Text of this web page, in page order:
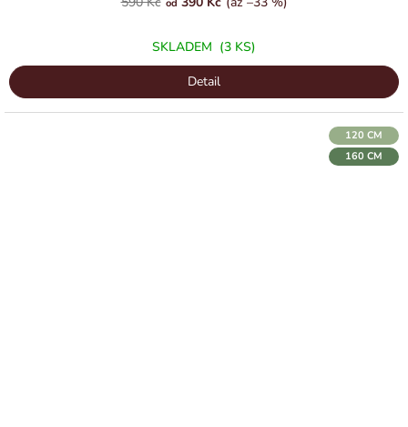
od
SKLADEM (3 KS)
Detail
120 CM
160 CM